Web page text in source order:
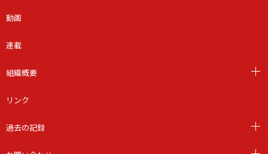
動画
連載
組織概要
リンク
過去の記録